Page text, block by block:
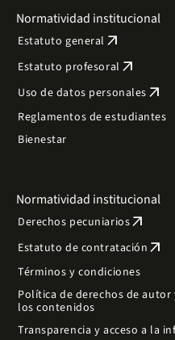
Normatividad institucional
Estatuto general arrow_outward
Estatuto profesoral arrow_outward
Uso de datos personales arrow_outward
Reglamentos de estudiantes
Bienestar
Normatividad institucional
Derechos pecuniariosarrow_outward
Estatuto de contratación arrow_outward
Términos y condiciones
Política de derechos de
los contenidos
Transparencia y acceso a la